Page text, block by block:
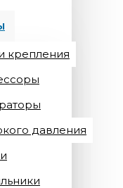
крепления
давления